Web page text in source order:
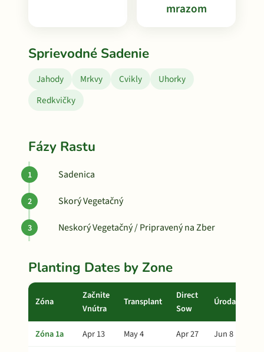
mrazom
Sprievodné Sadenie
Jahody Mrkvy Cvikly
Uhorky
Redkvičky
Fázy Rastu
Sadenica
Skorý Vegetačný
Neskorý Vegetačný / Pripravený na Zber
Planting Dates by Zone
Zóna
Začnite
Vnútra
Transplant
Direct
Sow
Úroda
Zóna 1a Apr 13 May 4 Apr 27
Jun 8